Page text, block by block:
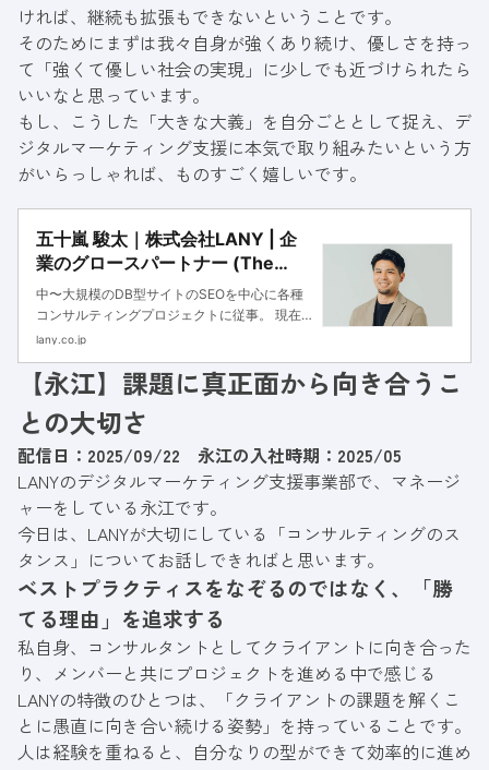
ければ、継続も拡張もできないということです。
そのためにまずは我々自身が強くあり続け、優しさを持っ
て「強くて優しい社会の実現」に少しでも近づけられたら
いいなと思っています。
もし、こうした「大きな大義」を自分ごととして捉え、デ
ジタルマーケティング支援に本気で取り組みたいという方
がいらっしゃれば、ものすごく嬉しいです。
五十嵐 駿太｜株式会社LANY | 企
業のグロースパートナー (The
Growth Partner)
中〜大規模のDB型サイトのSEOを中心に各種
コンサルティングプロジェクトに従事。 現在
はDB型サイトSEOコンサルティングユニット
質向上を担っている。 また、BizOpsとしてAI
やテクノロジーを活用して組織全体の生産性向
上のための仕組み化にも取り組んでいる。
lany.co.jp
【永江】課題に真正面から向き合うこ
との大切さ
配信日：2025/09/22 永江の入社時期：2025/05
LANYのデジタルマーケティング支援事業部で、マネージ
ャーをしている永江です。
今日は、LANYが大切にしている「コンサルティングのス
タンス」についてお話しできればと思います。
ベストプラクティスをなぞるのではなく、「勝
てる理由」を追求する
私自身、コンサルタントとしてクライアントに向き合った
り、メンバーと共にプロジェクトを進める中で感じる
LANYの特徴のひとつは、「クライアントの課題を解くこ
とに愚直に向き合い続ける姿勢」を持っていることです。
人は経験を重ねると、自分なりの型ができて効率的に進め